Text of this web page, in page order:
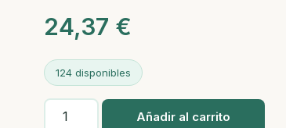
24,37 €
124 disponibles
Desingel
Añadir al carrito